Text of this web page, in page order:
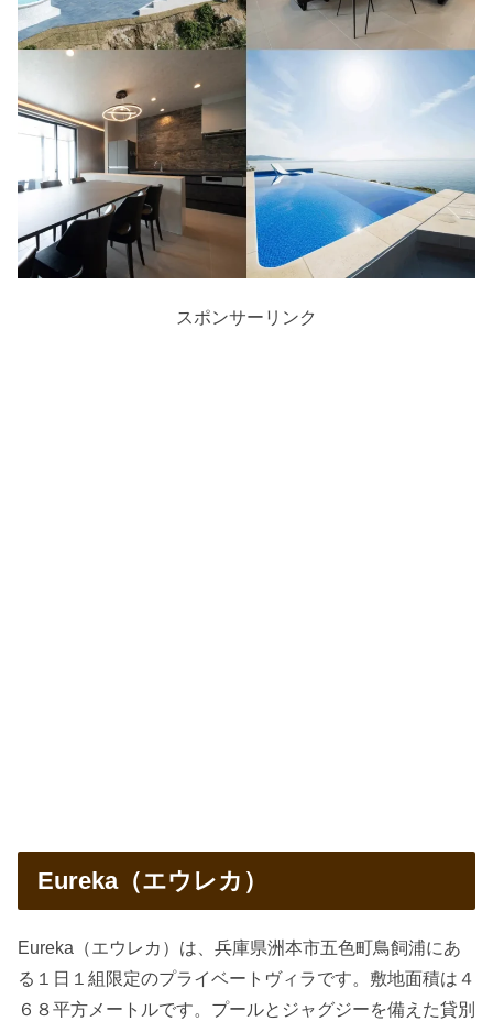
スポンサーリンク
Eureka（エウレカ）
Eureka（エウレカ）は、兵庫県洲本市五色町鳥飼浦にあ
る１日１組限定のプライベートヴィラです。敷地面積は４
６８平方メートルです。プールとジャグジーを備えた貸別